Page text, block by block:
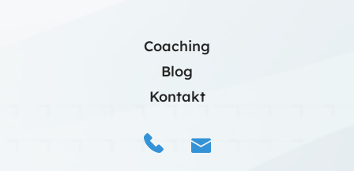
Coaching
Blog
Kontakt